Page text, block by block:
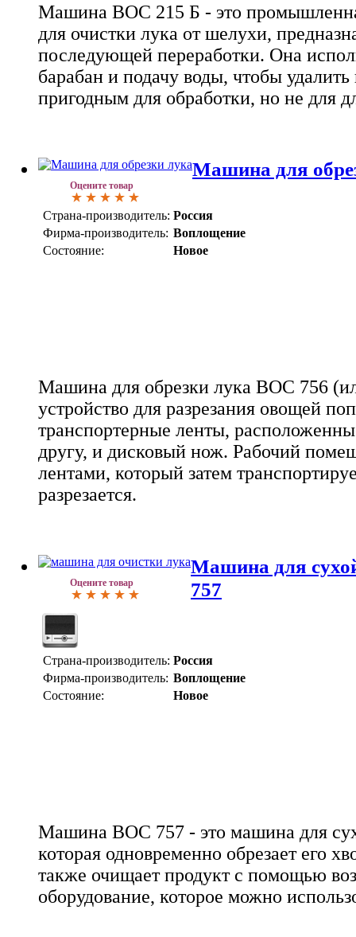
Машина ВОС 215 Б - это
для очистки лука от шелухи,
последующей переработки. Она
барабан и подачу воды, чтобы
пригодным для обработки, но не для
Оцените товар
Машина для
Страна-производитель: Россия
Фирма-производитель: Воплощение
Состояние:
Новое
Машина для обрезки лука ВОС 756
устройство для разрезания овощей
транспортерные ленты,
другу, и дисковый нож. Рабочий
лентами, который затем
разрезается.
Оцените товар
Машина для
757
Страна-производитель: Россия
Фирма-производитель: Воплощение
Состояние:
Новое
Машина ВОС 757 - это машина для
которая одновременно обрезает его
также очищает продукт с помощью
оборудование, которое можно